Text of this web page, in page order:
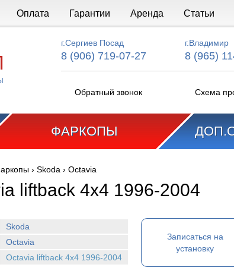
Оплата Гарантии Аренда Статьи
г.Сергиев Посад
8 (906) 719-07-27
г.Владимир
8 (965)
Обратный звонок Схема
ФАРКОПЫ
› Skoda › Octavia
liftback 4x4 1996-2004
Skoda
Octavia
Octavia liftback 4x4 1996-2004
Записаться на
установку